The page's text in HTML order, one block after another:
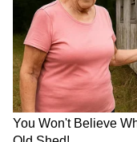
ಜನಪ್ರಿಯತೆಯನ್ನು
ಮನೆ ಮಾತಾಗಿದ್ದಾರೆ.
5
7